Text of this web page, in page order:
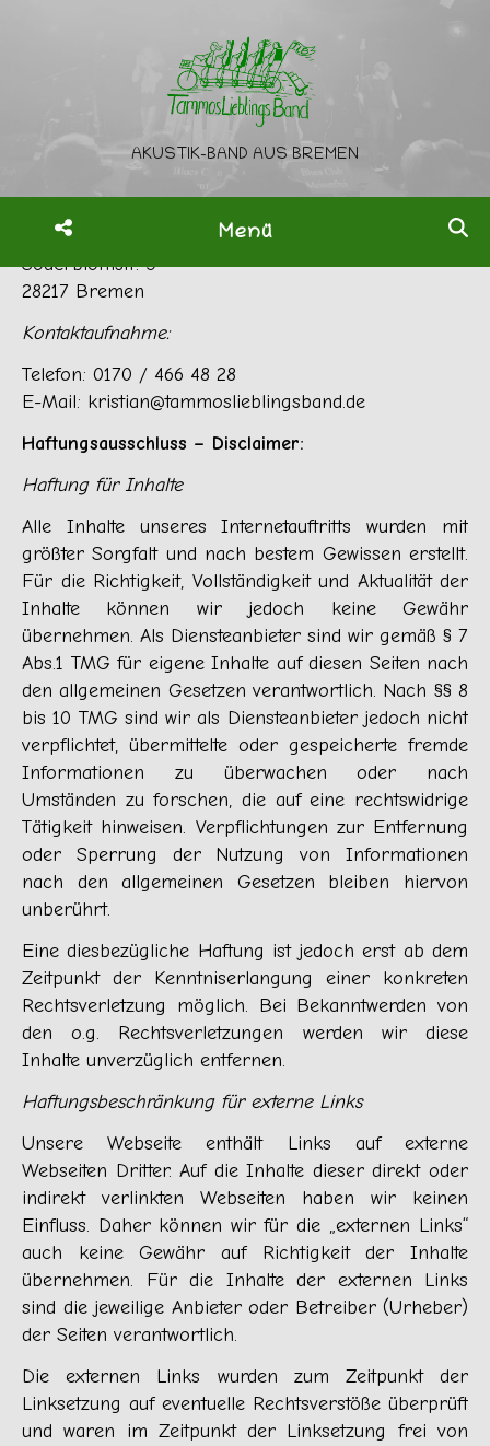
AKUSTIK-BAND AUS BREMEN
Menü
Impressum
Angaben gem. § 5 TMG:
Kristian Bunte
Söderblomstr. 5
28217 Bremen
Kontaktaufnahme:
Telefon: 0170 / 466 48 28
E-Mail: kristian@tammoslieblingsband.de
Haftungsausschluss – Disclaimer:
Haftung für Inhalte
Alle Inhalte unseres Internetauftritts wurden mit
größter Sorgfalt und nach bestem Gewissen erstellt.
Für die Richtigkeit, Vollständigkeit und Aktualität der
Inhalte können wir jedoch keine Gewähr
übernehmen. Als Diensteanbieter sind wir gemäß § 7
Abs.1 TMG für eigene Inhalte auf diesen Seiten nach
den allgemeinen Gesetzen verantwortlich. Nach §§ 8
bis 10 TMG sind wir als Diensteanbieter jedoch nicht
verpflichtet, übermittelte oder gespeicherte fremde
Informationen zu überwachen oder nach
Umständen zu forschen, die auf eine rechtswidrige
Tätigkeit hinweisen. Verpflichtungen zur Entfernung
oder Sperrung der Nutzung von Informationen
nach den allgemeinen Gesetzen bleiben hiervon
unberührt.
Eine diesbezügliche Haftung ist jedoch erst ab dem
Zeitpunkt der Kenntniserlangung einer konkreten
Rechtsverletzung möglich. Bei Bekanntwerden von
den o.g. Rechtsverletzungen werden wir diese
Inhalte unverzüglich entfernen.
Haftungsbeschränkung für externe Links
Unsere Webseite enthält Links auf externe
Webseiten Dritter. Auf die Inhalte dieser direkt oder
indirekt verlinkten Webseiten haben wir keinen
Einfluss. Daher können wir für die „externen Links“
auch keine Gewähr auf Richtigkeit der Inhalte
übernehmen. Für die Inhalte der externen Links
sind die jeweilige Anbieter oder Betreiber (Urheber)
der Seiten verantwortlich.
Die externen Links wurden zum Zeitpunkt der
Linksetzung auf eventuelle Rechtsverstöße überprüft
und waren im Zeitpunkt der Linksetzung frei von